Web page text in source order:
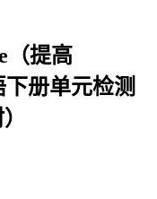
（提高
册单元检测